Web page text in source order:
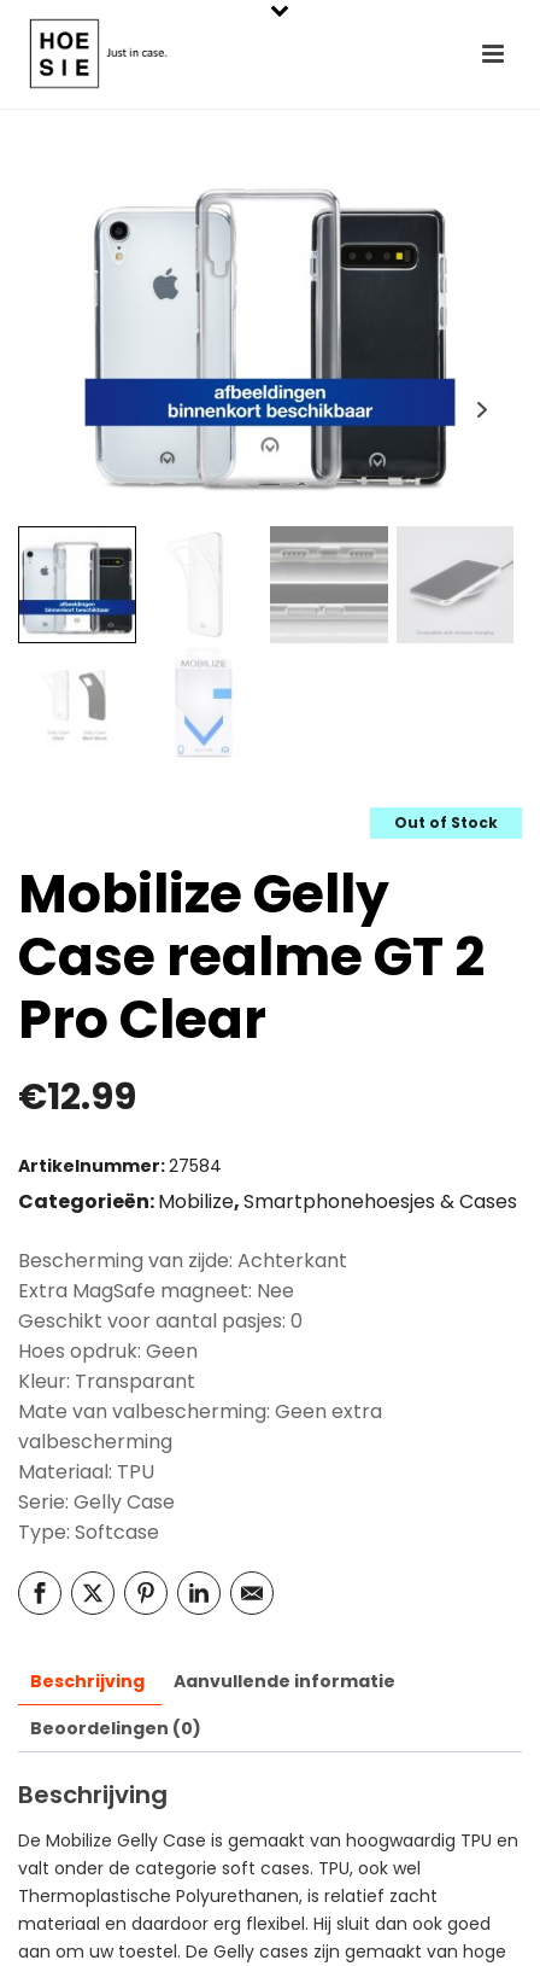
Out of Stock
Mobilize Gelly
Case realme GT 2
Pro Clear
€12.99
Artikelnummer:27584
Categorieën:Mobilize,Smartphonehoesjes & Cases
Bescherming van zijde: Achterkant
Extra MagSafe magneet: Nee
Geschikt voor aantal pasjes: 0
Hoes opdruk: Geen
Kleur: Transparant
Mate van valbescherming: Geen extra
valbescherming
Materiaal: TPU
Serie: Gelly Case
Type: Softcase
Beschrijving
Aanvullende informatie
Beoordelingen (0)
Beschrijving
De Mobilize Gelly Case is gemaakt van hoogwaardig TPU en
valt onder de categorie soft cases. TPU, ook wel
Thermoplastische Polyurethanen, is relatief zacht
materiaal en daardoor erg flexibel. Hij sluit dan ook goed
aan om uw toestel. De Gelly cases zijn gemaakt van hoge